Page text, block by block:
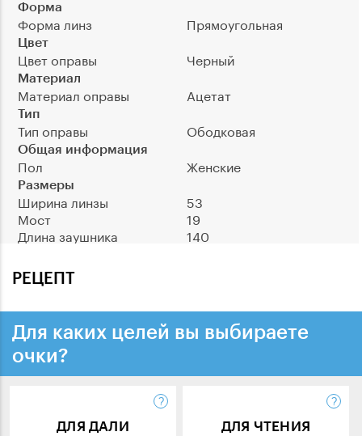
Форма
Форма линз Прямоугольная
Цвет
Цвет оправы Черный
Материал
Материал оправы Ацетат
Тип
Тип оправы Ободковая
Общая информация
Пол Женские
Размеры
Ширина линзы
53
Мост
19
Длина заушника
140
РЕЦЕПТ
Для каких целей вы выбираете
очки?
ДЛЯ ДАЛИ ДЛЯ ЧТЕНИЯ